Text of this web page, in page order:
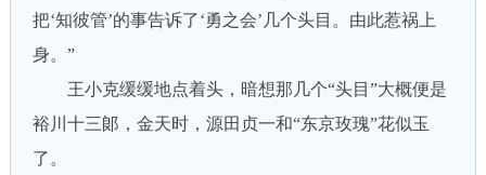
把‘知彼管’的事告诉了‘勇之会’几个头目。由此惹祸上
身。”
王小克缓缓地点着头，暗想那几个“头目”大概便是
裕川十三郞，金天时，源田贞一和“东京玫瑰”花似玉
了。